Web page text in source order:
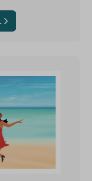
récréatifs,
d'ateliers
les